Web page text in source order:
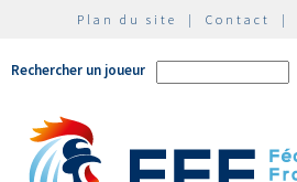
Plan du site | Contact |
Rechercher un joueur